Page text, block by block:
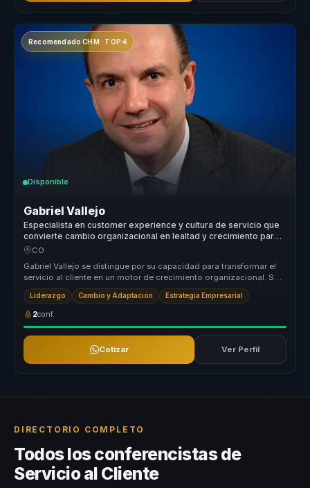
Recomendado CHM · TOP 4
Disponible
Gabriel Vallejo
Especialista en customer experience y cultura de servicio que
convierte cambio organizacional en lealtad y crecimiento para
lideres y empresas.
CO
Gabriel Vallejo se distingue por su capacidad para transformar el
servicio al cliente en un motor de crecimiento organizacional. Su
enfoq...
Liderazgo Cambio y Adaptación Estrategia Empresarial
2conf.
Cotizar Ver Perfil
DIRECTORIO COMPLETO
Todos los conferencistas de
Servicio al Cliente